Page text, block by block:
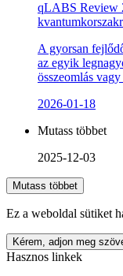
qLABS Review
A gyorsan
az egyik
összeomlás
2026-01-18
Mutass többet
2025-12-03
Mutass többet
Ez a weboldal sütiket
Kérem, adjon meg
Hasznos linkek